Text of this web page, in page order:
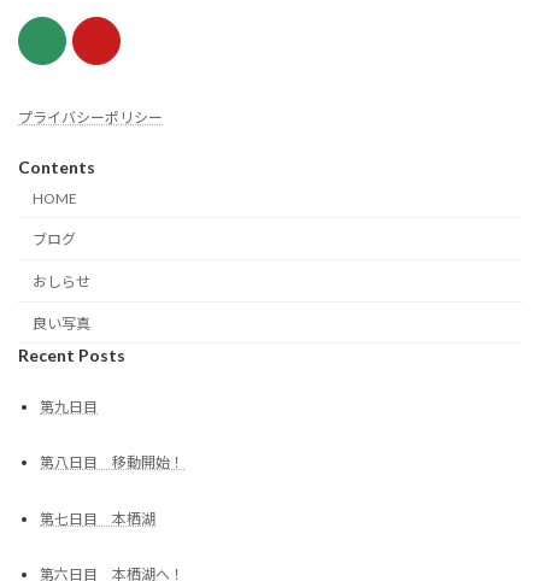
プライバシーポリシー
Contents
HOME
ブログ
おしらせ
良い写真
Recent Posts
第九日目
第八日目 移動開始！
第七日目 本栖湖
第六日目 本栖湖へ！